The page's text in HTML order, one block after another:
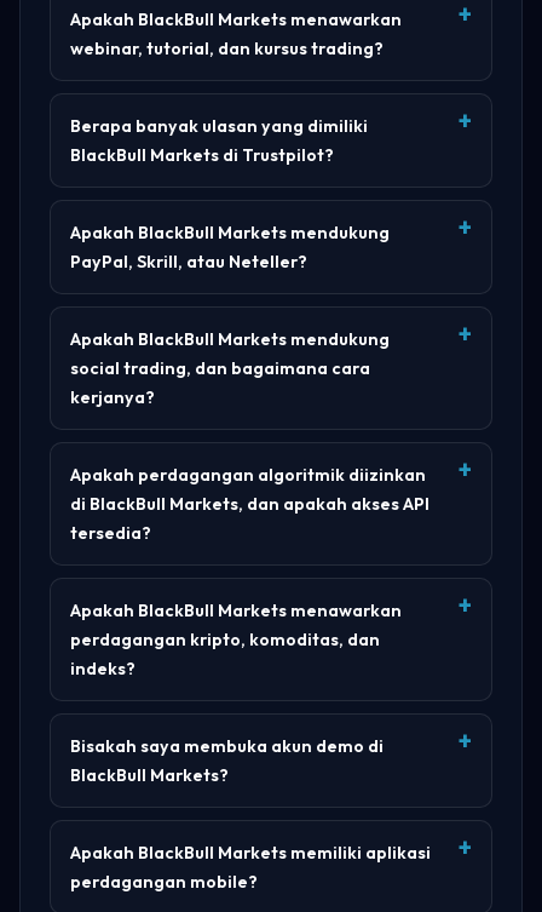
Apakah BlackBull Markets menawarkan
webinar, tutorial, dan kursus trading?
Berapa banyak ulasan yang dimiliki
BlackBull Markets di Trustpilot?
Apakah BlackBull Markets mendukung
PayPal, Skrill, atau Neteller?
Apakah BlackBull Markets mendukung
social trading, dan bagaimana cara
kerjanya?
Apakah perdagangan algoritmik diizinkan
di BlackBull Markets, dan apakah akses API
tersedia?
Apakah BlackBull Markets menawarkan
perdagangan kripto, komoditas, dan
indeks?
Bisakah saya membuka akun demo di
BlackBull Markets?
Apakah BlackBull Markets memiliki aplikasi
perdagangan mobile?